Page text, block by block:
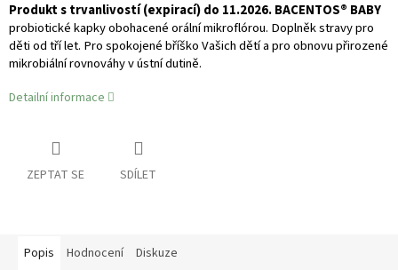
Produkt s trvanlivostí (expirací) do 11.2026. BACENTOS® BABY
probiotické kapky obohacené orální mikroflórou. Doplněk stravy pro
děti od tří let. Pro spokojené bříško Vašich dětí a pro obnovu přirozené
mikrobiální rovnováhy v ústní dutině.
Detailní informace
ZEPTAT SE SDÍLET
Popis Hodnocení Diskuze